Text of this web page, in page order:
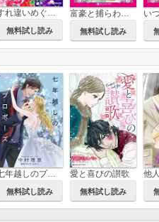
すれ違いめぐりあい
無料試し読み 無料試し読み
七年越しのプロポーズ
無料試し読み
愛と喜びの讃歌
無料試し読み
他